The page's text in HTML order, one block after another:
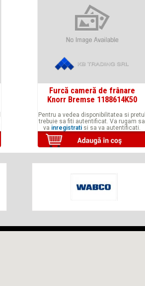
Furcă cameră de frânare
Knorr Bremse 1188614K50
Pentru a vedea disponibilitatea si pretul
trebuie sa fiti autentificat. Va rugam sa
va inregistrati si sa va autentificati.